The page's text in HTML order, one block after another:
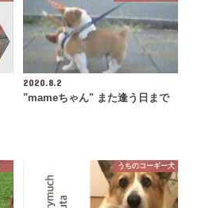
2020.8.2
"mameちゃん" また逢う日まで
うちのコーギー犬